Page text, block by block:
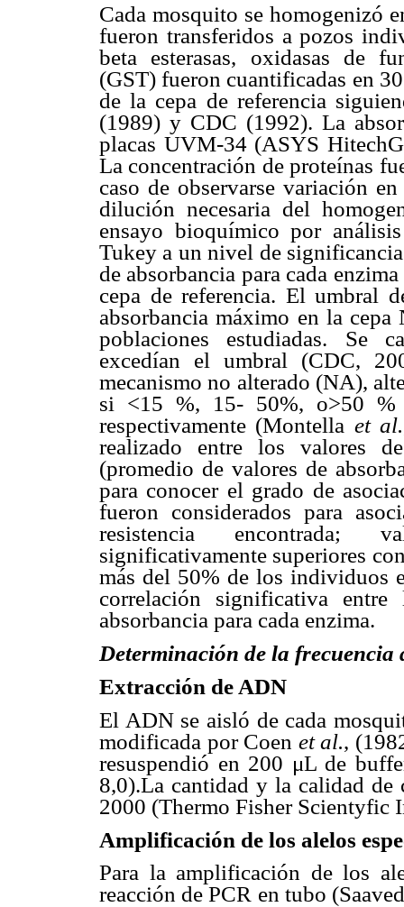
Cada mosquito se homogenizó
fueron transferidos a pozos
beta esterasas, oxidasas de
(GST) fueron cuantificadas en
de la cepa de referencia
(1989) y CDC (1992). La
placas UVM-34 (ASYS
La concentración de proteínas
caso de observarse variación
dilución necesaria del
ensayo bioquímico por
Tukey a un nivel de
de absorbancia para cada
cepa de referencia. El umbral
absorbancia máximo en la
poblaciones estudiadas. Se
excedían el umbral (CDC,
mecanismo no alterado (NA),
si <15 %, 15- 50%, o>50 %
respectivamente (Montella et al.
realizado entre los valores
(promedio de valores de
para conocer el grado de
fueron considerados para
resistencia encontrada;
significativamente superiores
más del 50% de los individuos
correlación significativa
absorbancia para cada enzima.
Determinación de la
Extracción de ADN
El ADN se aisló de cada
modificada por Coen et al.,
resuspendió en 200 μL de
8,0).La cantidad y la calidad
2000 (Thermo Fisher Scientyfic
Amplificación de los alelos
Para la amplificación de los
reacción de PCR en tubo